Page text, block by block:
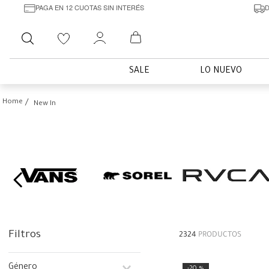
PAGA EN 12 CUOTAS SIN INTERÉS
Buscar
SALE LO NUEVO
New In
Filtros 2324 PRODUCTOS